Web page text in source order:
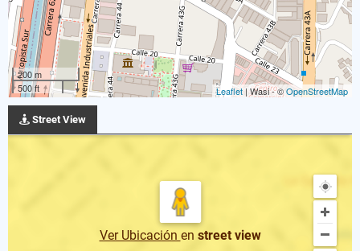
200 m
500 ft
Leaflet | Wasi - ©OpenStreetMap
Street View
Ver Ubicación en street view